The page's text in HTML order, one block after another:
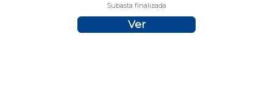
Subasta finalizada
Ver